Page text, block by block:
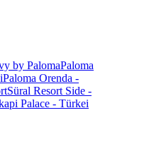
by PalomaPaloma
Paloma Orenda -
Süral Resort Side -
Palace - Türkei